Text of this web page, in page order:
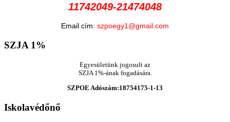
11742049-21474048
Email cím: szpoegy1@gmail.com
SZJA1%
Egyesületünk jogosult az
SZJA 1%-ának fogadására.
SZPOE Adószám:18754175-1-13
Iskolavédőnő